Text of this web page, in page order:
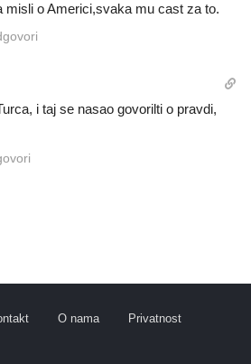
misli o Americi,svaka mu cast za to.
i taj se nasao govorilti o pravdi,
O nama Privatnost